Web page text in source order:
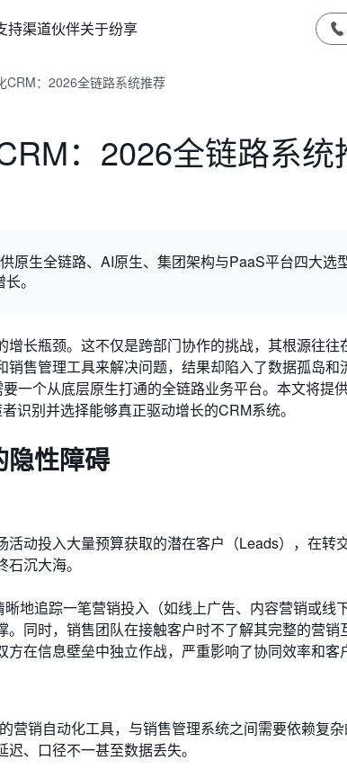
持渠道伙伴关于纷享
CRM：2026全链路系统推荐
：2026全链路系统
原生全链路、AI原生、集团架构与PaaS平台四大选
。
长瓶颈。这不仅是跨部门协作的挑战，其根源往往
售管理工具来解决问题，结果却陷入了数据孤岛和
一个从底层原生打通的全链路业务平台。本文将提
识别并选择能够真正驱动增长的CRM系统。
隐性障碍
动投入大量预算获取的潜在客户（Leads），在转
沉大海。
地追踪一笔营销投入（如线上广告、内容营销或线
同时，销售团队在接触客户时不了解其完整的营销
在信息壁垒中独立作战，严重影响了协同效率和客
营销自动化工具，与销售管理系统之间需要依赖复
、口径不一甚至数据丢失。